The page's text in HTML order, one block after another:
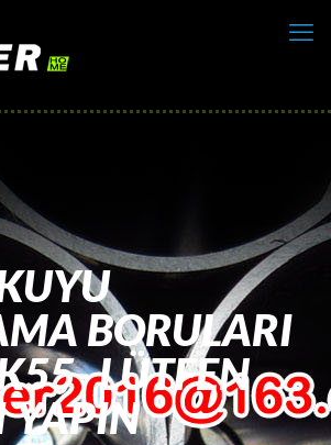
BORULARI
LÜTFEN
YAPIN